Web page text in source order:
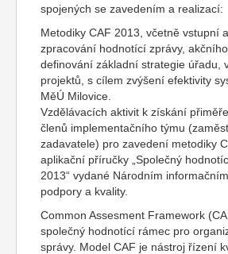
spojených se zavedením a realizací:
Metodiky CAF 2013, včetně vstupní
zpracování hodnotící zprávy,
definování základní strategie úřadu,
projektů, s cílem zvýšení efektivity
MěÚ Milovice.
Vzdělávacích aktivit k získání
členů implementačního týmu
zadavatele) pro zavedení metodiky
aplikační příručky „Společný
2013“ vydané Národním
podpory a kvality.
Common Assesment Framework
společný hodnotící rámec pro
správy. Model CAF je nástroj řízení